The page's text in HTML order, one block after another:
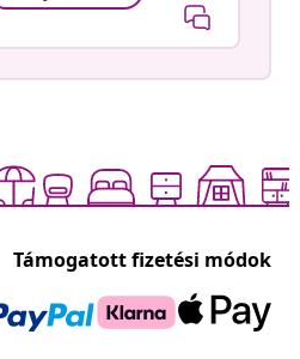
Támogatott fizetési módok